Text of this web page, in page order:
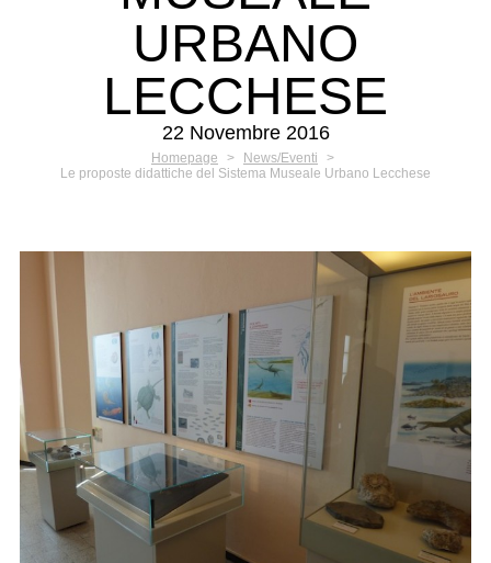
URBANO
LECCHESE
22 Novembre 2016
Homepage > News/Eventi
>
Le proposte didattiche del Sistema Museale Urbano Lecchese